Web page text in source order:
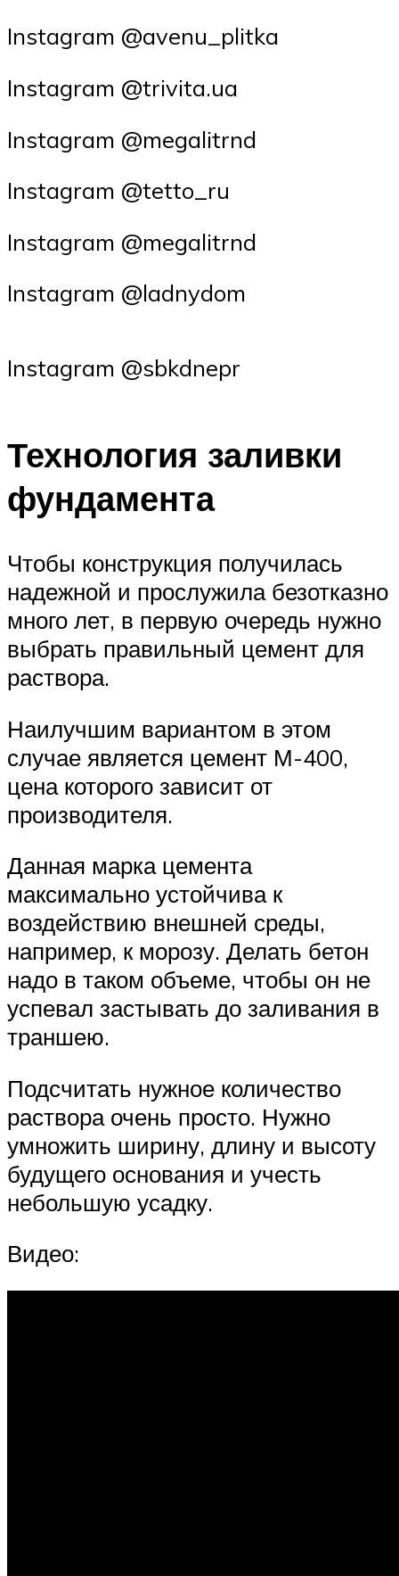
Instagram @avenu_plitka
Instagram @trivita.ua
Instagram @megalitrnd
Instagram @tetto_ru
Instagram @megalitrnd
Instagram @ladnydom
Instagram @sbkdnepr
Технология заливки
фундамента
Чтобы конструкция получилась
надежной и прослужила безотказно
много лет, в первую очередь нужно
выбрать правильный цемент для
раствора.
Наилучшим вариантом в этом
случае является цемент М-400,
цена которого зависит от
производителя.
Данная марка цемента
максимально устойчива к
воздействию внешней среды,
например, к морозу. Делать бетон
надо в таком объеме, чтобы он не
успевал застывать до заливания в
траншею.
Подсчитать нужное количество
раствора очень просто. Нужно
умножить ширину, длину и высоту
будущего основания и учесть
небольшую усадку.
Видео: